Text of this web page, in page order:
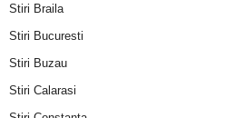
Stiri Braila
Stiri Bucuresti
Stiri Buzau
Stiri Calarasi